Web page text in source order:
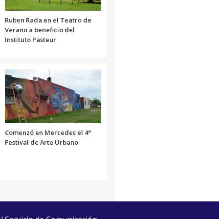
Ruben Rada en el Teatro de
Verano a beneficio del
Instituto Pasteur
Comenzó en Mercedes el 4°
Festival de Arte Urbano